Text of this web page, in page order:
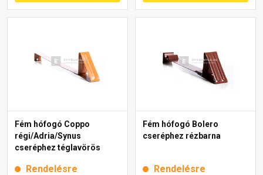
Fém hófogó Coppo
régi/Adria/Synus
cseréphez téglavörös
Rendelésre
Fém hófogó Bolero
cseréphez rézbarna
Rendelésre